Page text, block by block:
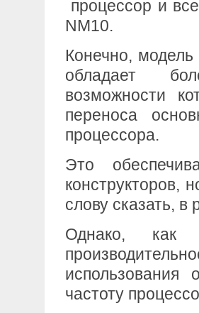
процессор и
NM10.
Конечно,
обладает
возможности
переноса
процессора.
Это
конструкторов,
слову сказать, в
Однако, как
использования
частоту